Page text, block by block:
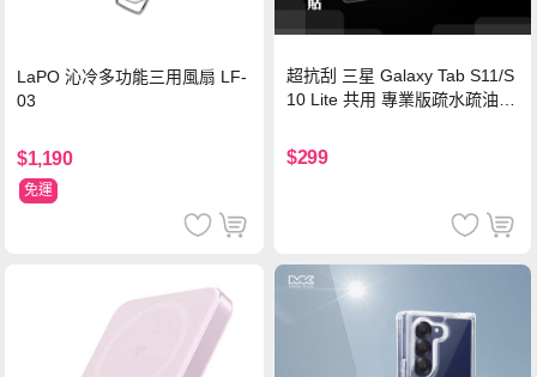
LaPO 沁冷多功能三用風扇 LF-
03
$1,190
免運
超抗刮 三星 Galaxy Tab S11/S
10 Lite 共用 專業版疏水疏油9
$299